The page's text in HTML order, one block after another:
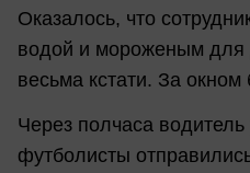
Оказалось, что
водой и мороженым для
весьма кстати. За
Через полчаса
футболисты